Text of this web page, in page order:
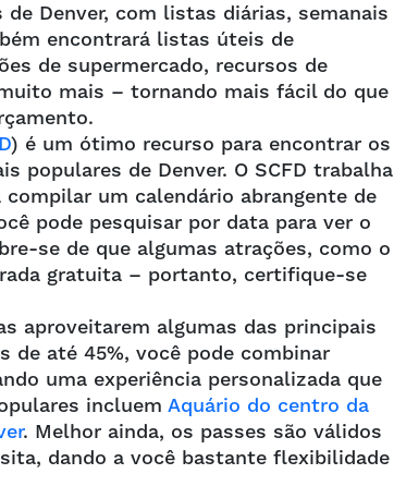
Denver, com listas diárias, semanais
encontrará listas úteis de
de supermercado, recursos de
mais – tornando mais fácil do que
) é um ótimo recurso para encontrar os
populares de Denver. O SCFD trabalha
um calendário abrangente de
pode pesquisar por data para ver o
se de que algumas atrações, como o
gratuita – portanto, certifique-se
aproveitarem algumas das principais
de até 45%, você pode combinar
uma experiência personalizada que
incluem Aquário do centro da
. Melhor ainda, os passes são válidos
dando a você bastante flexibilidade